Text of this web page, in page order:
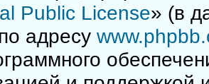
Public License» (в
адресу